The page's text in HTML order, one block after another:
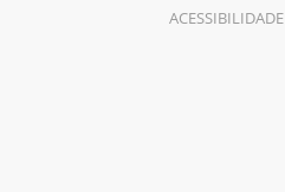
ACESSIBILIDADE